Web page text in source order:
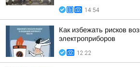
14:54
Как избежать рисков
электроприборов
12:22